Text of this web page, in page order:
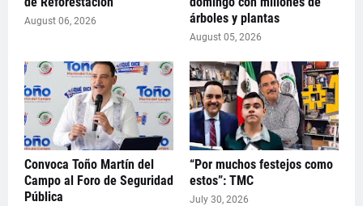
August 06, 2026
árboles y plantas
August 05, 2026
Convoca Toño Martín del
Campo al Foro de Seguridad
Pública
“Por muchos festejos como
estos”: TMC
July 30, 2026